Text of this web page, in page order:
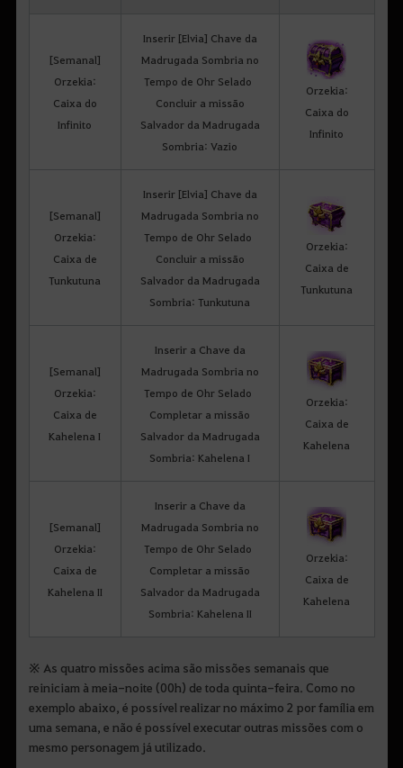
[Semanal]
Orzekia:
Caixa do
Infinito
Inserir [Elvia] Chave da
Madrugada Sombria no
Tempo de Ohr Selado
Concluir a missão
Salvador da Madrugada
Sombria: Vazio
Orzekia:
Caixa do
Infinito
[Semanal]
Orzekia:
Caixa de
Tunkutuna
Inserir [Elvia] Chave da
Madrugada Sombria no
Tempo de Ohr Selado
Concluir a missão
Salvador da Madrugada
Sombria: Tunkutuna
Orzekia:
Caixa de
Tunkutuna
[Semanal]
Orzekia:
Caixa de
Kahelena I
Inserir a Chave da
Madrugada Sombria no
Tempo de Ohr Selado
Completar a missão
Salvador da Madrugada
Sombria: Kahelena I
Orzekia:
Caixa de
Kahelena
[Semanal]
Orzekia:
Caixa de
Kahelena II
Inserir a Chave da
Madrugada Sombria no
Tempo de Ohr Selado
Completar a missão
Salvador da Madrugada
Sombria: Kahelena II
Orzekia:
Caixa de
Kahelena
※ As quatro missões acima são missões semanais que
reiniciam à meia-noite (00h) de toda quinta-feira. Como no
exemplo abaixo, é possível realizar no máximo 2 por família em
uma semana, e não é possível executar outras missões com o
mesmo personagem já utilizado.